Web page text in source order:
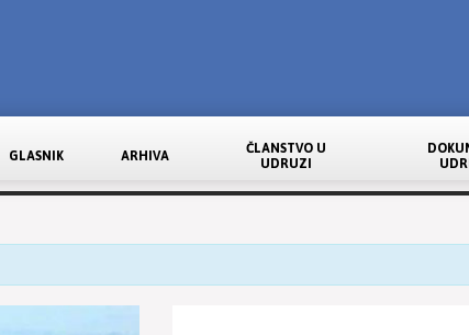
GLASNIK ARHIVA
ČLANSTVO U
UDRUZI